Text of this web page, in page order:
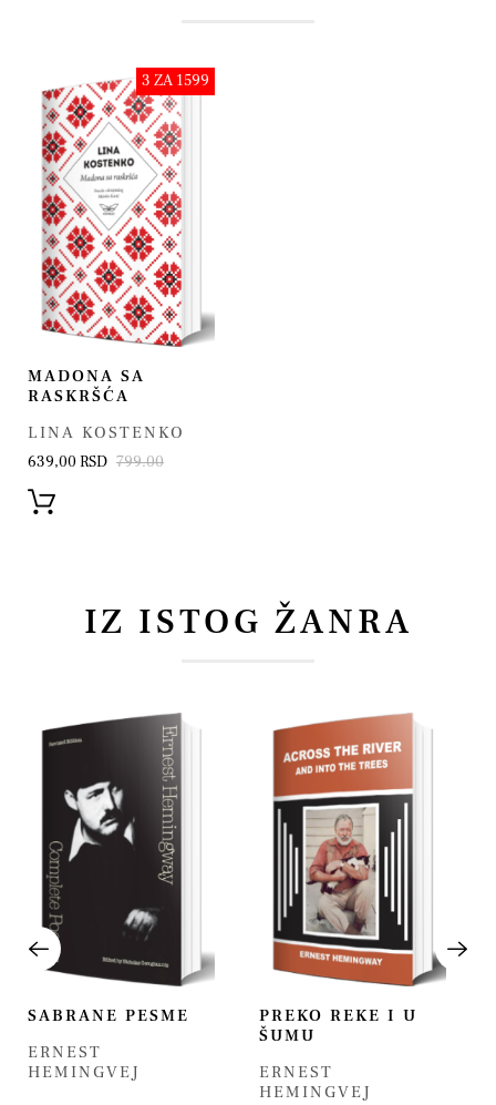
3 ZA 1599
MADONA SA
RASKRŠĆA
LINA KOSTENKO
639,00 RSD 799.00
IZ ISTOG ŽANRA
SABRANE PESME
ERNEST
HEMINGVEJ
PREKO REKE I U
ŠUMU
ERNEST
HEMINGVEJ